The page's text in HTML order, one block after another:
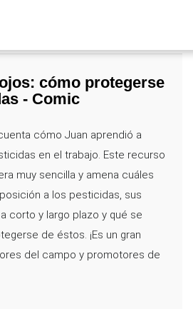
cómo protegerse
- Comic
cómo Juan aprendió a
en el trabajo. Este recurso
muy sencilla y amena cuáles
a los pesticidas, sus
corto y largo plazo y qué se
de éstos. ¡Es un gran
del campo y promotores de